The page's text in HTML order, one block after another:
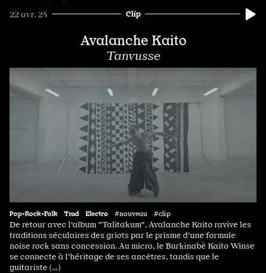
22 avr. 24 Clip
Avalanche Kaito
Tanvusse
Pop•Rock•Folk Trad Electro #nouveau #clip
De retour avec l'album "Talitakum", Avalanche Kaito ravive les
traditions séculaires des griots par le prisme d'une formule
noise rock sans concession. Au micro, le Burkinabè Kaito Winse
se connecte à l'héritage de ses ancêtres, tandis que le
guitariste (…)